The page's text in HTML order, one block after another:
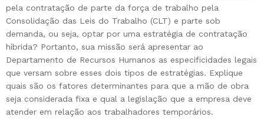
pela contratação de parte da força de trabalho pela
Consolidação das Leis do Trabalho (CLT) e parte sob
demanda, ou seja, optar por uma estratégia de contratação
híbrida? Portanto, sua missão será apresentar ao
Departamento de Recursos Humanos as especificidades legais
que versam sobre esses dois tipos de estratégias. Explique
quais são os fatores determinantes para que a mão de obra
seja considerada fixa e qual a legislação que a empresa deve
atender em relação aos trabalhadores temporários.